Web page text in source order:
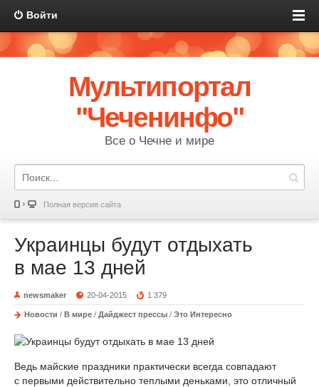
Войти
Мультипортал
"Чеченинфо"
Все о Чечне и мире
Полная версия сайта
Украинцы будут отдыхать
в мае 13 дней
newsmaker 20-04-2015 1 379
Новости / В мире / Дайджест прессы / Это Интересно
Ведь майские праздники практически всегда совпадают
с первыми действительно теплыми деньками, это отличный